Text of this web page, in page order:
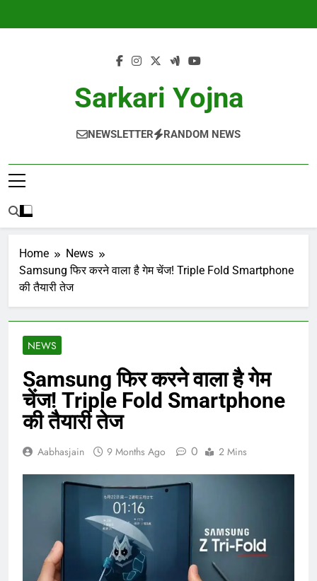
Sarkari Yojna
NEWSLETTER RANDOM NEWS
Home
News
Samsung फिर करने वाला है गेम चेंज! Triple Fold Smartphone
की तैयारी तेज
NEWS
Samsung फिर करने वाला है गेम
चेंज! Triple Fold Smartphone
की तैयारी तेज
Aabhasjain 9 Months Ago 0 2 Mins